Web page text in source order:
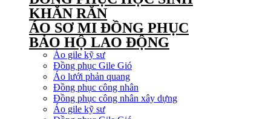
KHĂN RẰN
ÁO SƠ MI ĐỒNG PHỤC
BẢO HỘ LAO ĐỘNG
Áo gile kỹ sư
Đồng phục Gile Gió
Áo lưới phản quang
Đồng phục công nhân
Đồng phục công nhân xây dựng
Áo gile kỹ sư